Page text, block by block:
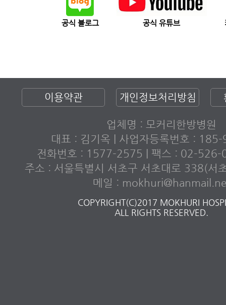
공식 블로그 공식 유튜브
이용약관 개인정보처리방침
업체명 : 모커리한방병원
대표 : 김기옥 | 사업자등록번호 :
전화번호 : 1577-2575 | 팩스 : 02-526-
주소 : 서울특별시 서초구 서초대로 338(서
메일 :
COPYRIGHT(C)2017 MOKHURI
ALL RIGHTS RESERVED.